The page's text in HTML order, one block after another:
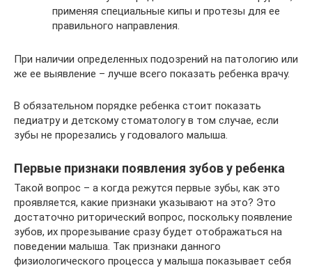
применяя специальные кипы и протезы для ее
правильного направления.
При наличии определенных подозрений на патологию или
же ее выявление – лучше всего показать ребенка врачу.
В обязательном порядке ребенка стоит показать
педиатру и детскому стоматологу в том случае, если
зубы не прорезались у годовалого малыша.
Первые признаки появления зубов у ребенка
Такой вопрос – а когда режутся первые зубы, как это
проявляется, какие признаки указывают на это? Это
достаточно риторический вопрос, поскольку появление
зубов, их прорезывание сразу будет отображаться на
поведении малыша. Так признаки данного
физиологического процесса у малыша показывает себя